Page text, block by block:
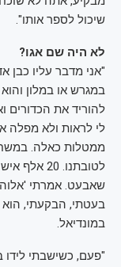
שיכול לספר אותו".
לא היה שם אגו?
"אני מדבר עליו כבן
במגרש או במלון
להוריד את הכדורים
לי לראות ולא מפלה
ממטלות כאלה.
לטובתנו.
שאבעט. אמרתי
בעטתי, הבקעתי, הוא
במונדיאל.
"פעם, כשישבתי לידו